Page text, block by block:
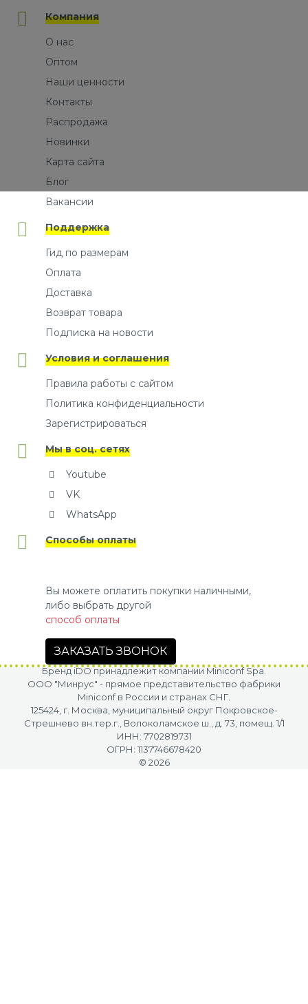
Компания
О нас
Оптом
Наши ценности
Контакты
Распродажа
Новинки
Карта сайта
Блог
Вакансии
Поддержка
Гид по размерам
Оплата
Доставка
Возврат товара
Подписка на новости
Условия и соглашения
Правила работы с сайтом
Политика конфиденциальности
Зарегистрироваться
Мы в соц. сетях
Youtube
VK
WhatsApp
Способы оплаты
Вы можете оплатить покупки наличными,
либо выбрать другой
способ оплаты
ЗАКАЗАТЬ ЗВОНОК
Бренд iDO принадлежит компании Miniconf Spa.
OOO "Минрус" - прямое представительство фабрики
Miniconf в России и странах СНГ.
125424, г. Москва, муниципальный округ Покровское-
Стрешнево вн.тер.г., Волоколамское ш., д. 73, помещ. 1/1
ИНН: 7702819731
ОГРН: 1137746678420
© 2026